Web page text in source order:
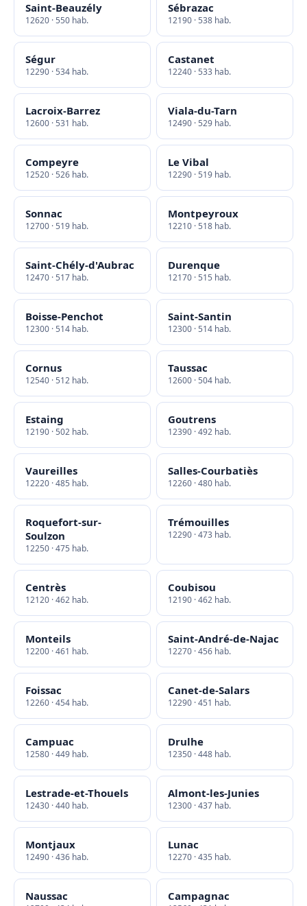
Saint-Beauzély
12620 · 550 hab.
Sébrazac
12190 · 538 hab.
Ségur
12290 · 534 hab.
Castanet
12240 · 533 hab.
Lacroix-Barrez
12600 · 531 hab.
Viala-du-Tarn
12490 · 529 hab.
Compeyre
12520 · 526 hab.
Le Vibal
12290 · 519 hab.
Sonnac
12700 · 519 hab.
Montpeyroux
12210 · 518 hab.
Saint-Chély-d'Aubrac
12470 · 517 hab.
Durenque
12170 · 515 hab.
Boisse-Penchot
12300 · 514 hab.
Saint-Santin
12300 · 514 hab.
Cornus
12540 · 512 hab.
Taussac
12600 · 504 hab.
Estaing
12190 · 502 hab.
Goutrens
12390 · 492 hab.
Vaureilles
12220 · 485 hab.
Salles-Courbatiès
12260 · 480 hab.
Roquefort-sur-
Soulzon
12250 · 475 hab.
Trémouilles
12290 · 473 hab.
Centrès
12120 · 462 hab.
Coubisou
12190 · 462 hab.
Monteils
12200 · 461 hab.
Saint-André-de-Najac
12270 · 456 hab.
Foissac
12260 · 454 hab.
Canet-de-Salars
12290 · 451 hab.
Campuac
12580 · 449 hab.
Drulhe
12350 · 448 hab.
Lestrade-et-Thouels
12430 · 440 hab.
Almont-les-Junies
12300 · 437 hab.
Montjaux
12490 · 436 hab.
Lunac
12270 · 435 hab.
Naussac Campagnac